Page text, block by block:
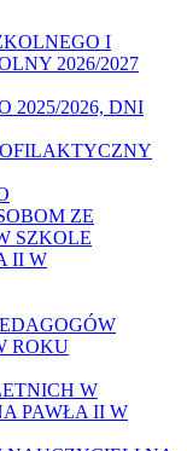
I
2026/2027
2025/2026, DNI
ZE
SZKOLE
II W
ROKU
W
PAWŁA II W